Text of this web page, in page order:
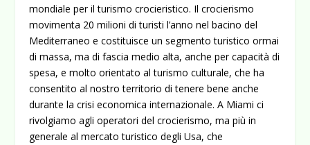
mondiale per il turismo crocieristico. Il crocierismo
movimenta 20 milioni di turisti l’anno nel bacino del
Mediterraneo e costituisce un segmento turistico ormai
di massa, ma di fascia medio alta, anche per capacità di
spesa, e molto orientato al turismo culturale, che ha
consentito al nostro territorio di tenere bene anche
durante la crisi economica internazionale.A Miami ci
rivolgiamo agli operatori del crocierismo, ma più in
generale al mercato turistico degli Usa, che